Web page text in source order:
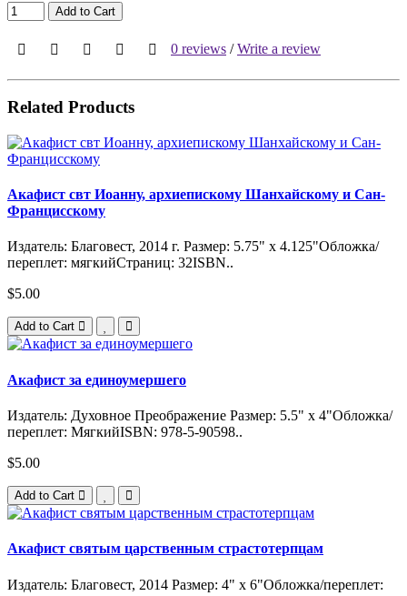
Add to Cart
0 reviews /Write a review
Related Products
Акафист свт Иоанну, архиепискому Шанхайскому и Сан-
Францисскому
Издатель: Благовест, 2014 г. Размер: 5.75" x 4.125"Обложка/
переплет: мягкийСтраниц: 32ISBN..
$5.00
Add to Cart
Акафист за единоумершего
Издатель: Духовное Преображение Размер: 5.5" x 4"Обложка/
переплет: МягкийISBN: 978-5-90598..
$5.00
Add to Cart
Акафист святым царственным страстотерпцам
Издатель: Благовест, 2014 Размер: 4" x 6"Обложка/переплет: